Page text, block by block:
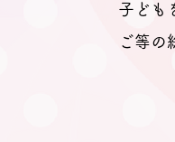
子ども
ご等の